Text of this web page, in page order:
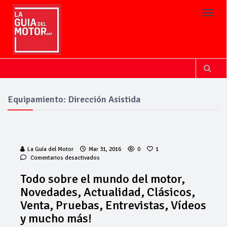
Equipamiento: Dirección Asistida
La Guía del Motor Mar 31, 2016 0
1
Comentarios desactivados
el
mundo
del
motor,
Todo sobre el mundo del motor,
Novedades, Actualidad, Clásicos,
Venta, Pruebas, Entrevistas, Vídeos
y mucho más!